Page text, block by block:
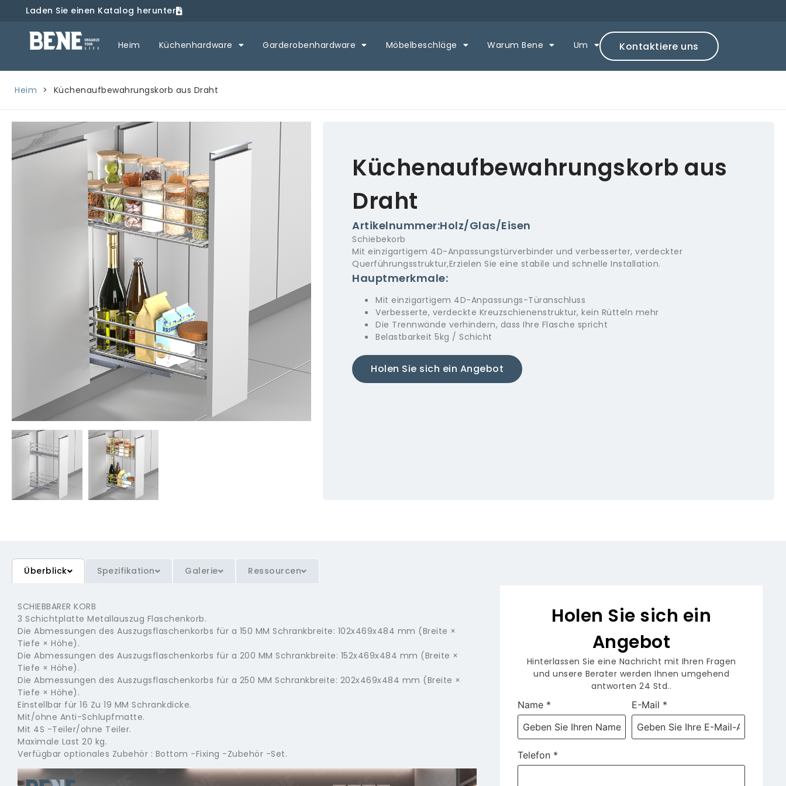
Laden Sie einen Katalog herunter
Heim Küchenhardware Garderobenhardware Möbelbeschläge Warum Bene Um Kontaktiere uns
Heim > Küchenaufbewahrungskorb aus Draht
Küchenaufbewahrungskorb aus
Draht
Artikelnummer:Holz/Glas/Eisen
Schiebekorb
Mit einzigartigem 4D-Anpassungstürverbinder und verbesserter, verdeckter
Querführungsstruktur,Erzielen Sie eine stabile und schnelle Installation.
Hauptmerkmale:
Mit einzigartigem 4D-Anpassungs-Türanschluss
Verbesserte, verdeckte Kreuzschienenstruktur, kein Rütteln mehr
Die Trennwände verhindern, dass Ihre Flasche spricht
Belastbarkeit 5kg / Schicht
Holen Sie sich ein Angebot
Überblick Spezifikation Galerie Ressourcen
SCHIEBBARER KORB
3 Schichtplatte Metallauszug Flaschenkorb.
Die Abmessungen des Auszugsflaschenkorbs für a 150 MM Schrankbreite: 102x469x484 mm (Breite ×
Tiefe × Höhe).
Die Abmessungen des Auszugsflaschenkorbs für a 200 MM Schrankbreite: 152x469x484 mm (Breite ×
Tiefe × Höhe).
Die Abmessungen des Auszugsflaschenkorbs für a 250 MM Schrankbreite: 202x469x484 mm (Breite ×
Tiefe × Höhe).
Einstellbar für 16 Zu 19 MM Schrankdicke.
Mit/ohne Anti-Schlupfmatte.
Mit 4S -Teiler/ohne Teiler.
Maximale Last 20 kg.
Verfügbar optionales Zubehör : Bottom -Fixing -Zubehör -Set.
Holen Sie sich ein
Angebot
Hinterlassen Sie eine Nachricht mit Ihren Fragen
und unsere Berater werden Ihnen umgehend
antworten 24 Std..
Name * E-Mail *
Telefon *